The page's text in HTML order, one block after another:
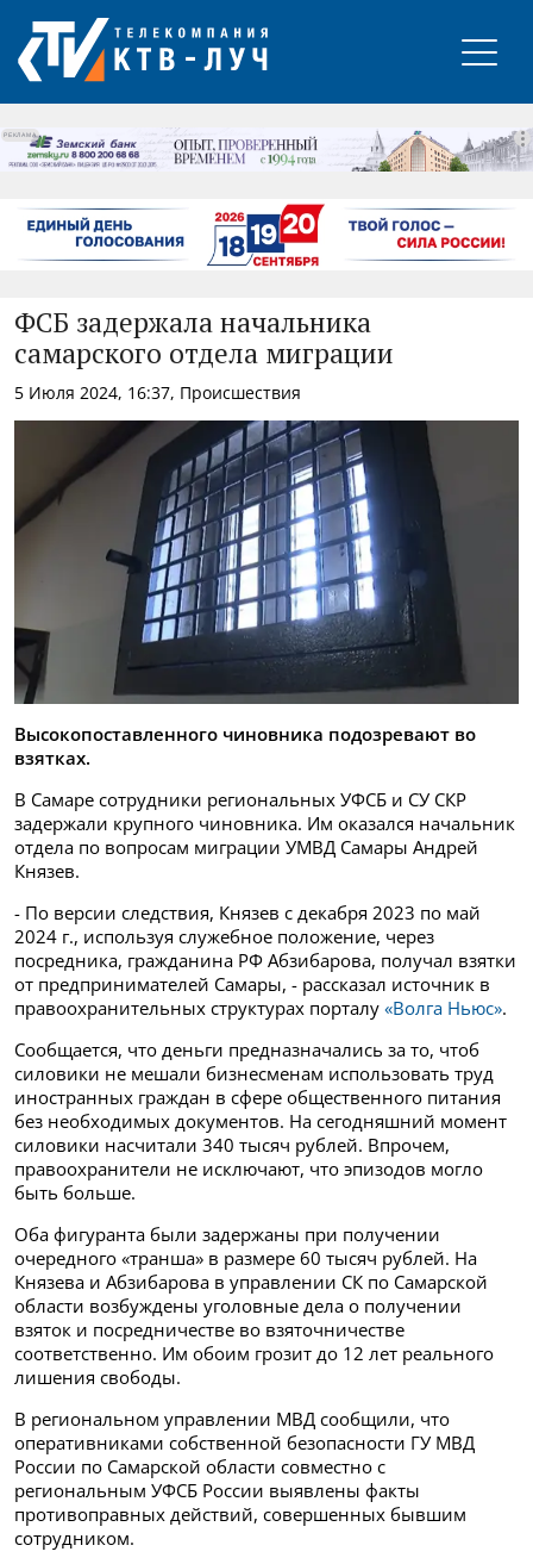
РЕКЛАМА
ФСБ задержала начальника
самарского отдела миграции
5 Июля 2024, 16:37, Происшествия
Высокопоставленного чиновника подозревают во
взятках.
В Самаре сотрудники региональных УФСБ и СУ СКР
задержали крупного чиновника. Им оказался начальник
отдела по вопросам миграции УМВД Самары Андрей
Князев.
- По версии следствия, Князев с декабря 2023 по май
2024 г., используя служебное положение, через
посредника, гражданина РФ Абзибарова, получал взятки
от предпринимателей Самары, - рассказал источник в
правоохранительных структурах порталу «Волга Ньюс».
Сообщается, что деньги предназначались за то, чтоб
силовики не мешали бизнесменам использовать труд
иностранных граждан в сфере общественного питания
без необходимых документов. На сегодняшний момент
силовики насчитали 340 тысяч рублей. Впрочем,
правоохранители не исключают, что эпизодов могло
быть больше.
Оба фигуранта были задержаны при получении
очередного «транша» в размере 60 тысяч рублей. На
Князева и Абзибарова в управлении СК по Самарской
области возбуждены уголовные дела о получении
взяток и посредничестве во взяточничестве
соответственно. Им обоим грозит до 12 лет реального
лишения свободы.
В региональном управлении МВД сообщили, что
оперативниками собственной безопасности ГУ МВД
России по Самарской области совместно с
региональным УФСБ России выявлены факты
противоправных действий, совершенных бывшим
сотрудником.